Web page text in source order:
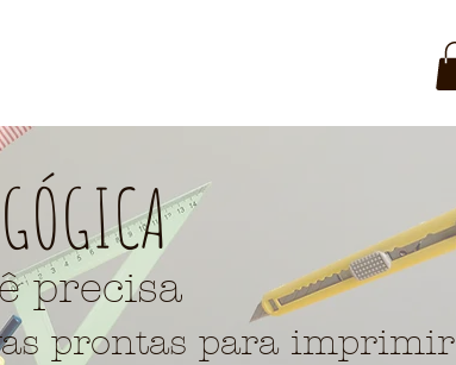
GÓGICA
precisa
prontas para imprimir